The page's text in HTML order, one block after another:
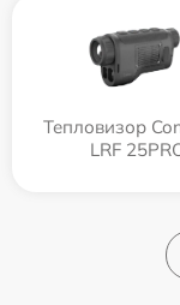
Тепловизор
LRF